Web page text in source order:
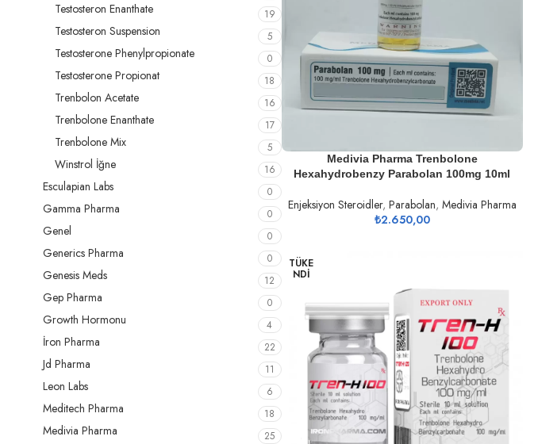
Testosteron Enanthate 19
Testosteron Suspension 5
Testosterone Phenylpropionate 0
Testosterone Propionat 18
Trenbolon Acetate 16
Trenbolone Enanthate 17
Trenbolone Mix 5
Winstrol İğne 16
Esculapian Labs 0
Gamma Pharma 0
Genel 0
Generics Pharma 0
Genesis Meds 12
Gep Pharma 0
Growth Hormonu 4
İron Pharma 22
Jd Pharma 11
Leon Labs 6
Meditech Pharma 18
Medivia Pharma 25
SEPETE EKLEMedivia Pharma Trenbolone
Hexahydrobenzy Parabolan 100mg 10ml
Enjeksiyon Steroidler, Parabolan, Medivia Pharma
₺2.650,00
TÜKE
NDI